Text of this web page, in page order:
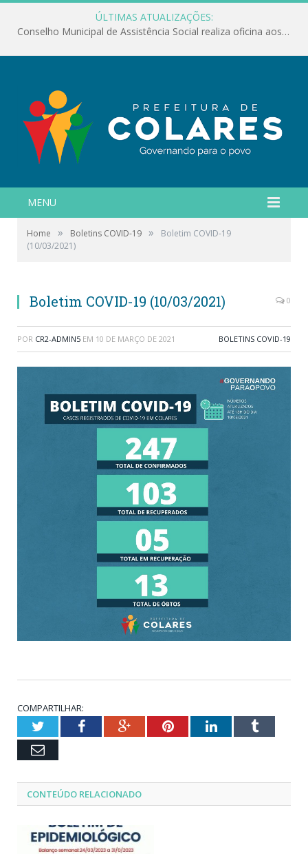
ÚLTIMAS ATUALIZAÇÕES:
Conselho Municipal de Assistência Social realiza oficina aos servidores
MENU
Home » Boletins COVID-19 »
Boletim COVID-19
(10/03/2021)
Boletim COVID-19 (10/03/2021) 0
POR CR2-ADMIN5 EM 10 DE MARÇO DE 2021 BOLETINS COVID-19
COMPARTILHAR:
TwitterFacebookGoogle+PinterestLinkedInTumblr
Email
CONTEÚDO RELACIONADO